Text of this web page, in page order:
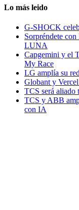
Lo más leido
G-SHOCK
Sorpréndete
LUNA
Capgemini y el
My Race
LG amplía su
Globant y
TCS será aliado
TCS y ABB
con IA